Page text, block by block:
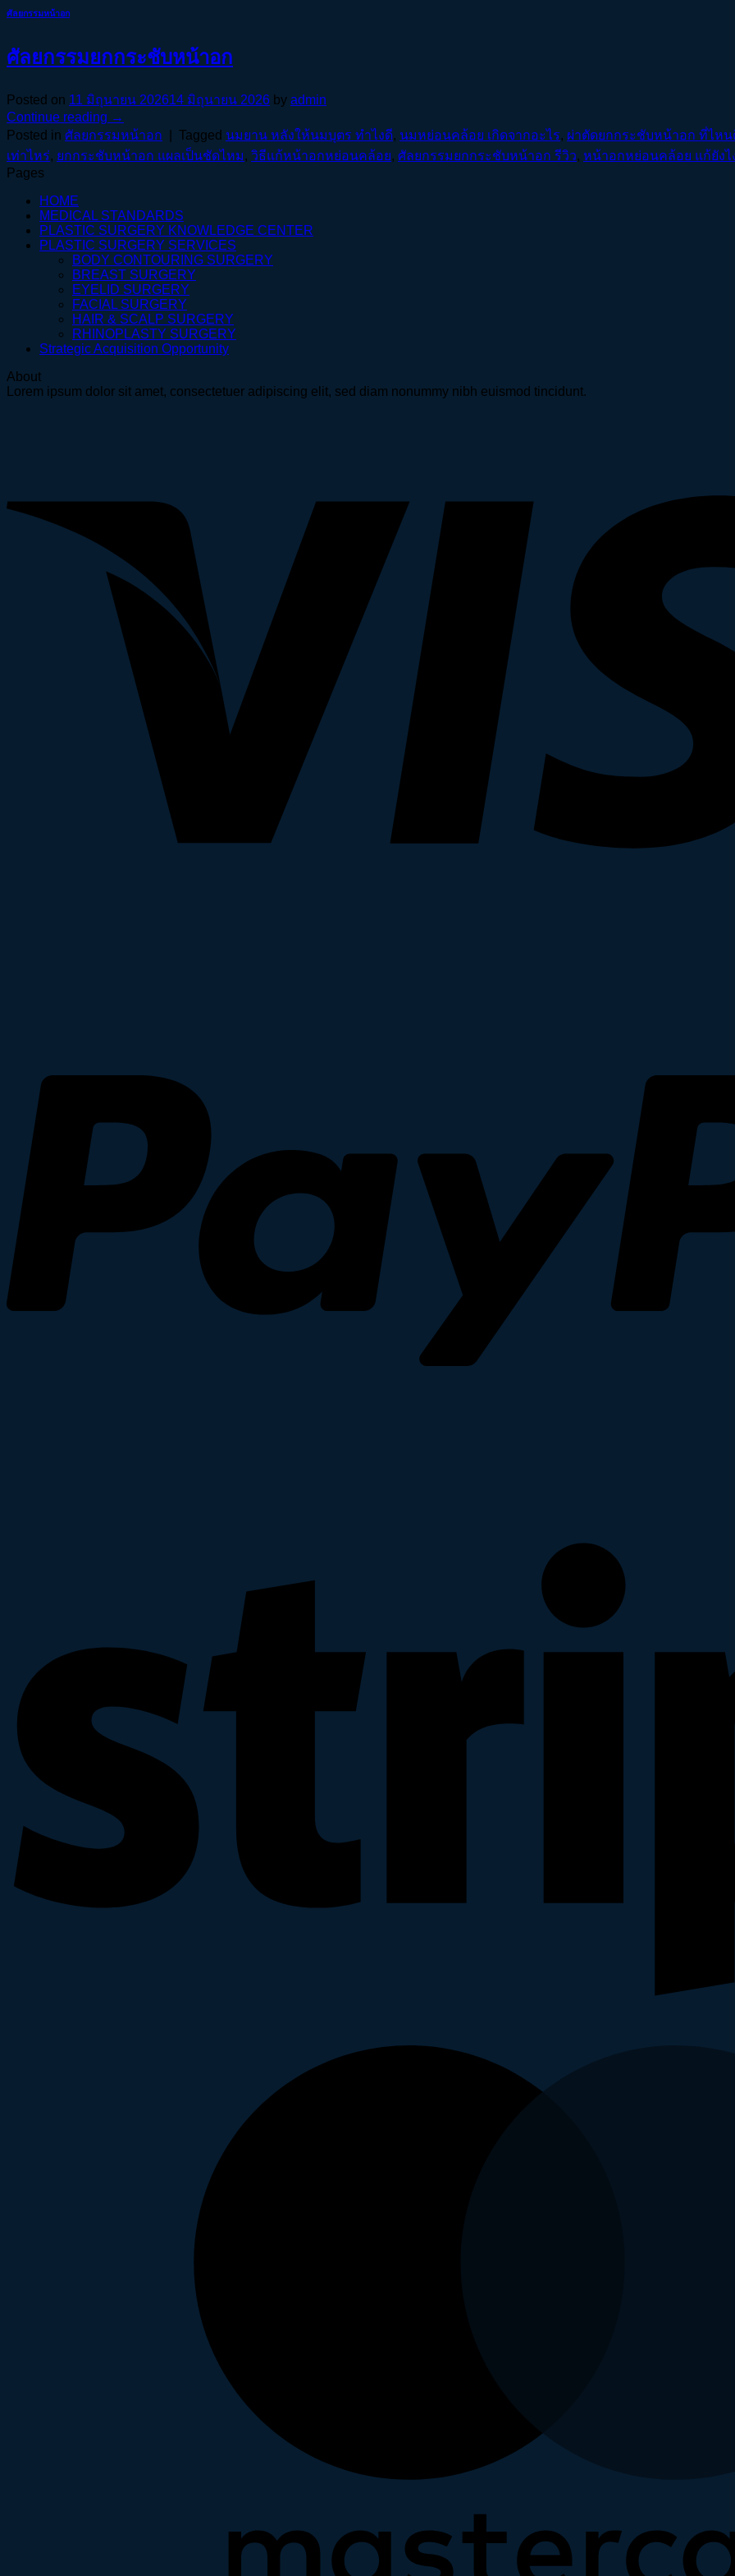
ศัลยกรรมหน้าอก
ศัลยกรรมยกกระชับหน้าอก
Posted on 11 มิถุนายน 202614 มิถุนายน 2026 by admin
Continue reading →
Posted in ศัลยกรรมหน้าอก Tagged นมยาน หลังให้นมบุตร ทำไงดี, นมหย่อนคล้อย เกิดจากอะไร, ผ่าตัดยกกระชับหน้าอก ที่ไหน
เท่าไหร่, ยกกระชับหน้าอก แผลเป็นชัดไหม, วิธีแก้หน้าอกหย่อนคล้อย, ศัลยกรรมยกกระชับหน้าอก รีวิว, หน้าอกหย่อนคล้อย แก้ยังไ
Pages
HOME
MEDICAL STANDARDS
PLASTIC SURGERY KNOWLEDGE CENTER
PLASTIC SURGERY SERVICES
BODY CONTOURING SURGERY
BREAST SURGERY
EYELID SURGERY
FACIAL SURGERY
HAIR & SCALP SURGERY
RHINOPLASTY SURGERY
Strategic Acquisition Opportunity
About
Lorem ipsum dolor sit amet, consectetuer adipiscing elit, sed diam nonummy nibh euismod tincidunt.